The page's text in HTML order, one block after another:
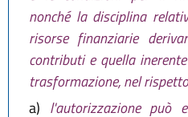
nonché la disciplina
risorse finanziarie
contributi e quella
trasformazione, nel
a) l'autorizzazione può